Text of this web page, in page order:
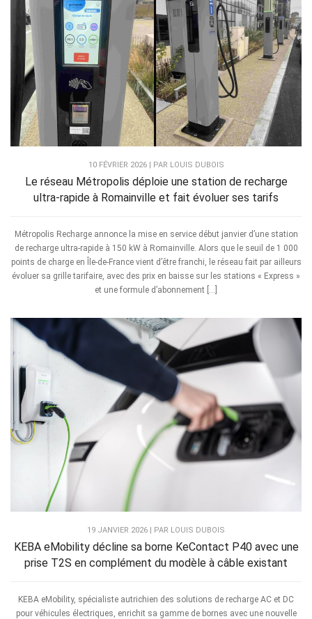
10 FÉVRIER 2026 | PAR LOUIS DUBOIS
Le réseau Métropolis déploie une station de recharge
ultra-rapide à Romainville et fait évoluer ses tarifs
Métropolis Recharge annonce la mise en service début janvier d’une station
de recharge ultra-rapide à 150 kW à Romainville. Alors que le seuil de 1 000
points de charge en Île-de-France vient d’être franchi, le réseau fait par ailleurs
évoluer sa grille tarifaire, avec des prix en baisse sur les stations « Express »
et une formule d’abonnement […]
19 JANVIER 2026 | PAR LOUIS DUBOIS
KEBA eMobility décline sa borne KeContact P40 avec une
prise T2S en complément du modèle à câble existant
KEBA eMobility, spécialiste autrichien des solutions de recharge AC et DC
pour véhicules électriques, enrichit sa gamme de bornes avec une nouvelle